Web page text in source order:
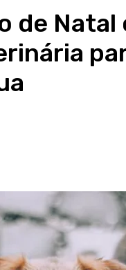
de Natal